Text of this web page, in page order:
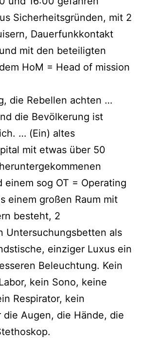
Sicherheitsgründen, mit 2
Dauerfunkkontakt
mit den beteiligten
HoM = Head of mission
die Rebellen achten …
die Bevölkerung ist
… (Ein) altes
mit etwas über 50
einem sog OT = Operating
einem großen Raum mit
besteht, 2
Untersuchungsbetten als
einziger Luxus ein
Beleuchtung. Kein
kein Sono, keine
Respirator, kein
die Augen, die Hände, die